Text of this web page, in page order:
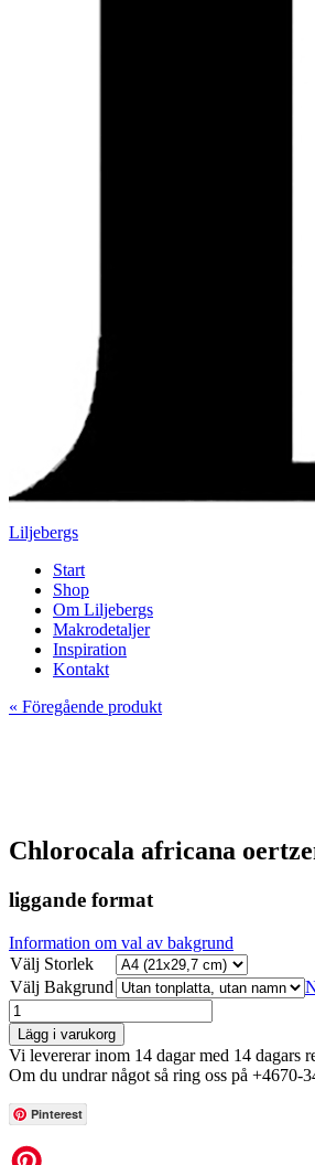
Liljebergs
Start
Shop
Om Liljebergs
Makrodetaljer
Inspiration
Kontakt
« Föregående produkt
Chlorocala africana
liggande format
Information om val av bakgrund
Välj Storlek
Välj Bakgrund
Lägg i varukorg
Vi levererar inom 14 dagar med 14 dagars
Om du undrar något så ring oss på
Pinterest